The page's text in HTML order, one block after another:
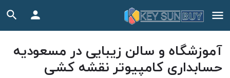
آموزشگاه ‏و ‏سالن ‏زیبایی ‏در ‏مسعودیه
‏حسابداری ‏کامپیوتر ‏نقشه ‏کشی